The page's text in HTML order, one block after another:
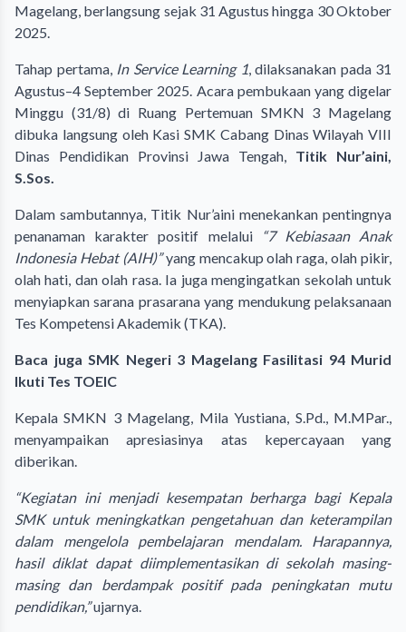
Magelang, berlangsung sejak 31 Agustus hingga 30 Oktober
2025.
Tahap pertama, In Service Learning 1, dilaksanakan pada 31
Agustus–4 September 2025. Acara pembukaan yang digelar
Minggu (31/8) di Ruang Pertemuan SMKN 3 Magelang
dibuka langsung oleh Kasi SMK Cabang Dinas Wilayah VIII
Dinas Pendidikan Provinsi Jawa Tengah, Titik Nur’aini,
S.Sos.
Dalam sambutannya, Titik Nur’aini menekankan pentingnya
penanaman karakter positif melalui
“7 Kebiasaan Anak
Indonesia Hebat (AIH)”yang mencakup olah raga, olah pikir,
olah hati, dan olah rasa. Ia juga mengingatkan sekolah untuk
menyiapkan sarana prasarana yang mendukung pelaksanaan
Tes Kompetensi Akademik (TKA).
Baca juga SMK Negeri 3 Magelang Fasilitasi 94 Murid
Ikuti Tes TOEIC
Kepala SMKN 3 Magelang, Mila Yustiana, S.Pd., M.MPar.,
menyampaikan apresiasinya atas kepercayaan yang
diberikan.
“Kegiatan ini menjadi kesempatan berharga bagi Kepala
SMK untuk meningkatkan pengetahuan dan keterampilan
dalam mengelola pembelajaran mendalam. Harapannya,
hasil diklat dapat diimplementasikan di sekolah masing-
masing dan berdampak positif pada peningkatan mutu
pendidikan,”ujarnya.